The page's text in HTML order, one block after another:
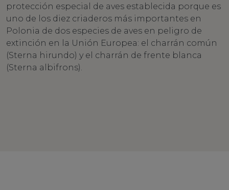
protección especial de aves establecida porque es
uno de los diez criaderos más importantes en
Polonia de dos especies de aves en peligro de
extinción en la Unión Europea: el charrán común
(Sterna hirundo) y el charrán de frente blanca
(Sterna albifrons).